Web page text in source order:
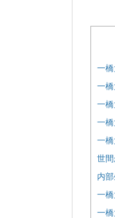
一
一
一
一
一
世
内
一
一